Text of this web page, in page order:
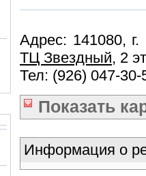
Адрес: 141080,
ТЦ Звездный, 2
Тел: (926) 047-
Показать
Информация о